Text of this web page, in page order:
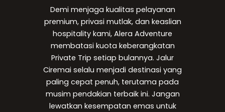
Demi menjaga kualitas pelayanan
premium, privasi mutlak, dan keaslian
hospitality kami, Alera Adventure
membatasi kuota keberangkatan
Private Trip setiap bulannya. Jalur
Ciremai selalu menjadi destinasi yang
paling cepat penuh, terutama pada
musim pendakian terbaik ini. Jangan
lewatkan kesempatan emas untuk